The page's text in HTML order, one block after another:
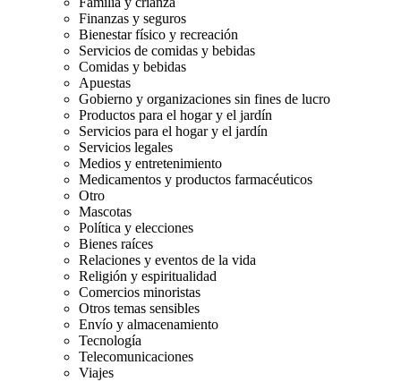
Finanzas y seguros
Bienestar físico y recreación
Servicios de comidas y bebidas
Comidas y bebidas
Apuestas
Gobierno y organizaciones sin fines de lucro
Productos para el hogar y el jardín
Servicios para el hogar y el jardín
Servicios legales
Medios y entretenimiento
Medicamentos y productos farmacéuticos
Otro
Mascotas
Política y elecciones
Bienes raíces
Relaciones y eventos de la vida
Religión y espiritualidad
Comercios minoristas
Otros temas sensibles
Envío y almacenamiento
Tecnología
Telecomunicaciones
Viajes